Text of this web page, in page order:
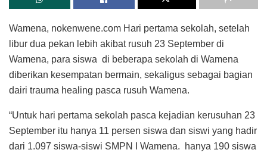
Wamena, nokenwene.com Hari pertama sekolah, setelah
libur dua pekan lebih akibat rusuh 23 September di
Wamena, para siswa di beberapa sekolah di Wamena
diberikan kesempatan bermain, sekaligus sebagai bagian
dairi trauma healing pasca rusuh Wamena.
“Untuk hari pertama sekolah pasca kejadian kerusuhan 23
September itu hanya 11 persen siswa dan siswi yang hadir
dari 1.097 siswa-siswi SMPN I Wamena. hanya 190 siswa